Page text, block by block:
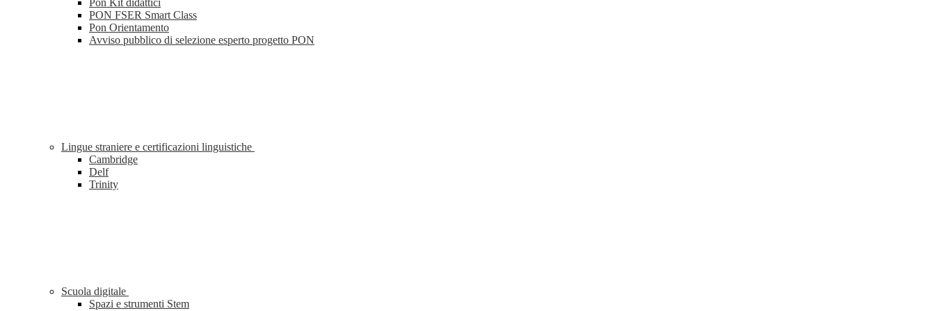
Pon Kit didattici
PON FSER Smart Class
Pon Orientamento
Avviso pubblico di selezione esperto progetto PON
Lingue straniere e certificazioni linguistiche
Cambridge
Delf
Trinity
Scuola digitale
Spazi e strumenti Stem